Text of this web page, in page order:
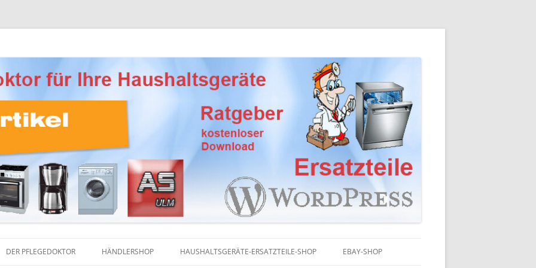
Haushaltsgeräte
DER PFLEGEDOKTOR HÄNDLERSHOP HAUSHALTSGERÄTE-ERSATZTEILE-SHOP EBAY-SHOP